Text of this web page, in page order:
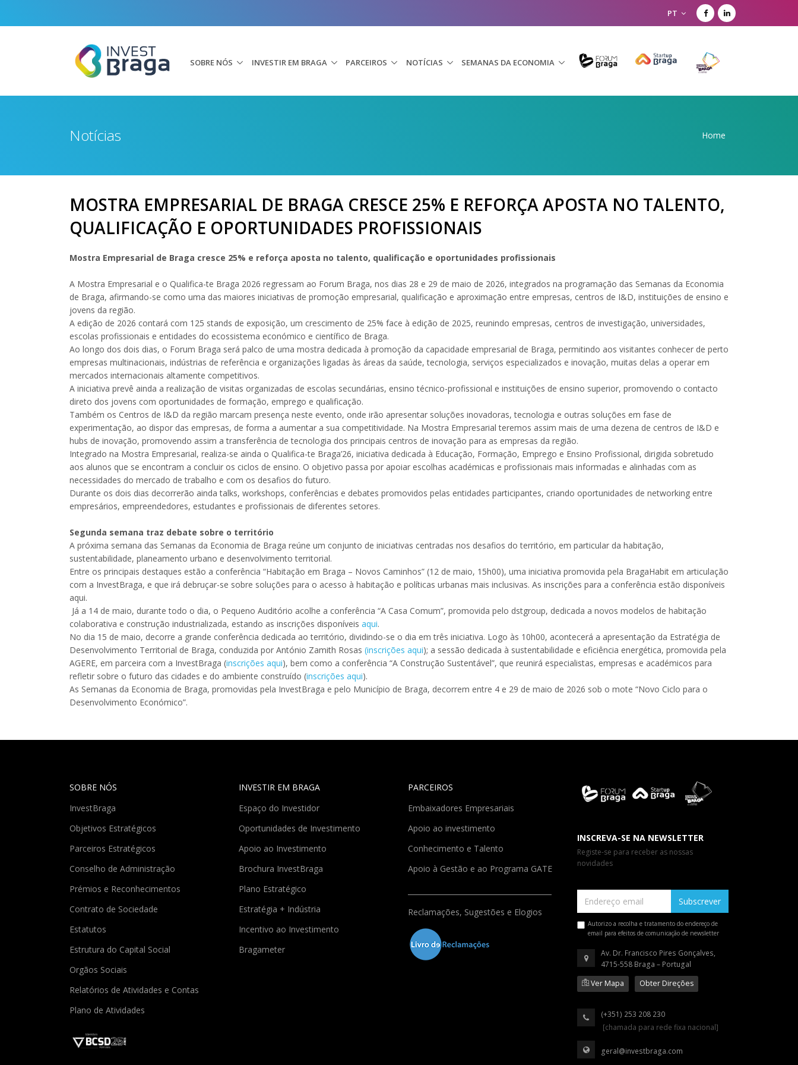
PT
SOBRE NÓS INVESTIR EM BRAGA PARCEIROS NOTÍCIAS SEMANAS DA ECONOMIA
Notícias Home
MOSTRA EMPRESARIAL DE BRAGA CRESCE 25% E REFORÇA APOSTA NO TALENTO,
QUALIFICAÇÃO E OPORTUNIDADES PROFISSIONAIS
Mostra Empresarial de Braga cresce 25% e reforça aposta no talento, qualificação e oportunidades profissionais
A Mostra Empresarial e o Qualifica-te Braga 2026 regressam ao Forum Braga, nos dias 28 e 29 de maio de 2026, integrados na programação das Semanas da Economia
de Braga, afirmando-se como uma das maiores iniciativas de promoção empresarial, qualificação e aproximação entre empresas, centros de I&D, instituições de ensino e
jovens da região.
A edição de 2026 contará com 125 stands de exposição, um crescimento de 25% face à edição de 2025, reunindo empresas, centros de investigação, universidades,
escolas profissionais e entidades do ecossistema económico e científico de Braga.
Ao longo dos dois dias, o Forum Braga será palco de uma mostra dedicada à promoção da capacidade empresarial de Braga, permitindo aos visitantes conhecer de perto
empresas multinacionais, indústrias de referência e organizações ligadas às áreas da saúde, tecnologia, serviços especializados e inovação, muitas delas a operar em
mercados internacionais altamente competitivos.
A iniciativa prevê ainda a realização de visitas organizadas de escolas secundárias, ensino técnico-profissional e instituições de ensino superior, promovendo o contacto
direto dos jovens com oportunidades de formação, emprego e qualificação.
Também os Centros de I&D da região marcam presença neste evento, onde irão apresentar soluções inovadoras, tecnologia e outras soluções em fase de
experimentação, ao dispor das empresas, de forma a aumentar a sua competitividade. Na Mostra Empresarial teremos assim mais de uma dezena de centros de I&D e
hubs de inovação, promovendo assim a transferência de tecnologia dos principais centros de inovação para as empresas da região.
Integrado na Mostra Empresarial, realiza-se ainda o Qualifica-te Braga’26, iniciativa dedicada à Educação, Formação, Emprego e Ensino Profissional, dirigida sobretudo
aos alunos que se encontram a concluir os ciclos de ensino. O objetivo passa por apoiar escolhas académicas e profissionais mais informadas e alinhadas com as
necessidades do mercado de trabalho e com os desafios do futuro.
Durante os dois dias decorrerão ainda talks, workshops, conferências e debates promovidos pelas entidades participantes, criando oportunidades de networking entre
empresários, empreendedores, estudantes e profissionais de diferentes setores.
Segunda semana traz debate sobre o território
A próxima semana das Semanas da Economia de Braga reúne um conjunto de iniciativas centradas nos desafios do território, em particular da habitação,
sustentabilidade, planeamento urbano e desenvolvimento territorial.
Entre os principais destaques estão a conferência “Habitação em Braga – Novos Caminhos” (12 de maio, 15h00), uma iniciativa promovida pela BragaHabit em articulação
com a InvestBraga, e que irá debruçar-se sobre soluções para o acesso à habitação e políticas urbanas mais inclusivas. As inscrições para a conferência estão disponíveis
aqui.
Já a 14 de maio, durante todo o dia, o Pequeno Auditório acolhe a conferência “A Casa Comum”, promovida pelo dstgroup, dedicada a novos modelos de habitação
colaborativa e construção industrializada, estando as inscrições disponíveis aqui.
No dia 15 de maio, decorre a grande conferência dedicada ao território, dividindo-se o dia em três iniciativa. Logo às 10h00, acontecerá a apresentação da Estratégia de
Desenvolvimento Territorial de Braga, conduzida por António Zamith Rosas (inscrições aqui); a sessão dedicada à sustentabilidade e eficiência energética, promovida pela
AGERE, em parceira com a InvestBraga (inscrições aqui), bem como a conferência “A Construção Sustentável”, que reunirá especialistas, empresas e académicos para
refletir sobre o futuro das cidades e do ambiente construído (inscrições aqui).
As Semanas da Economia de Braga, promovidas pela InvestBraga e pelo Município de Braga, decorrem entre 4 e 29 de maio de 2026 sob o mote “Novo Ciclo para o
Desenvolvimento Económico”.
SOBRE NÓS
InvestBraga
Objetivos Estratégicos
Parceiros Estratégicos
Conselho de Administração
Prémios e Reconhecimentos
Contrato de Sociedade
Estatutos
Estrutura do Capital Social
Orgãos Sociais
Relatórios de Atividades e Contas
Plano de Atividades
INVESTIR EM BRAGA
Espaço do Investidor
Oportunidades de Investimento
Apoio ao Investimento
Brochura InvestBraga
Plano Estratégico
Estratégia + Indústria
Incentivo ao Investimento
Bragameter
PARCEIROS
Embaixadores Empresariais
Apoio ao investimento
Conhecimento e Talento
Apoio à Gestão e ao Programa GATE
Reclamações, Sugestões e Elogios
INSCREVA-SE NA NEWSLETTER
Registe-se para receber as nossas
novidades
Subscrever
Autorizo a recolha e tratamento do endereço de
email para efeitos de comunicação de newsletter
Av. Dr. Francisco Pires Gonçalves,
4715-558 Braga – Portugal
Ver Mapa
Obter Direções
(+351) 253 208 230
[chamada para rede fixa nacional]
geral@investbraga.com